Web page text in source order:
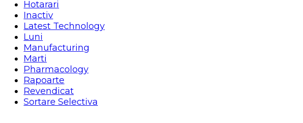
Hotarari
Inactiv
Latest Technology
Luni
Manufacturing
Marti
Pharmacology
Rapoarte
Revendicat
Sortare Selectiva